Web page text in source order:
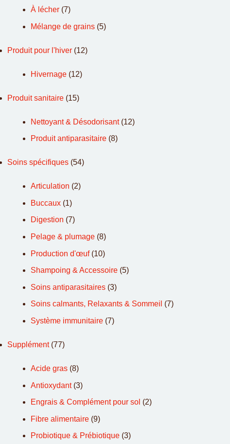
À lécher (7)
Mélange de grains (5)
Produit pour l'hiver (12)
Hivernage (12)
Produit sanitaire (15)
Nettoyant & Désodorisant (12)
Produit antiparasitaire (8)
Soins spécifiques (54)
Articulation (2)
Buccaux (1)
Digestion (7)
Pelage & plumage (8)
Production d'œuf (10)
Shampoing & Accessoire (5)
Soins antiparasitaires (3)
Soins calmants, Relaxants & Sommeil (7)
Système immunitaire (7)
Supplément (77)
Acide gras (8)
Antioxydant (3)
Engrais & Complément pour sol (2)
Fibre alimentaire (9)
Probiotique & Prébiotique (3)